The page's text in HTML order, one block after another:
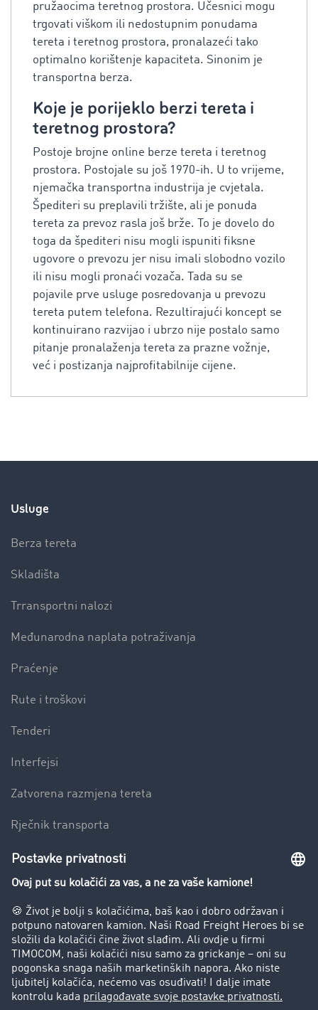
pružaocima teretnog prostora. Učesnici mogu
trgovati viškom ili nedostupnim ponudama
tereta i teretnog prostora, pronalazeći tako
optimalno korištenje kapaciteta. Sinonim je
transportna berza.
Koje je porijeklo berzi tereta i
teretnog prostora?
Postoje brojne online berze tereta i teretnog
prostora. Postojale su još 1970-ih. U to vrijeme,
njemačka transportna industrija je cvjetala.
Špediteri su preplavili tržište, ali je ponuda
tereta za prevoz rasla još brže. To je dovelo do
toga da špediteri nisu mogli ispuniti fiksne
ugovore o prevozu jer nisu imali slobodno vozilo
ili nisu mogli pronaći vozača. Tada su se
pojavile prve usluge posredovanja u prevozu
tereta putem telefona. Rezultirajući koncept se
kontinuirano razvijao i ubrzo nije postalo samo
pitanje pronalaženja tereta za prazne vožnje,
već i postizanja najprofitabilnije cijene.
Usluge
Berza tereta
Skladišta
Trransportni nalozi
Međunarodna naplata potraživanja
Praćenje
Rute i troškovi
Tenderi
Interfejsi
Zatvorena razmjena tereta
Rječnik transporta
Preduzeće
Success Stories
Korisnici preporučuju korisnike
Blog
Zabrane vožnje za kamione